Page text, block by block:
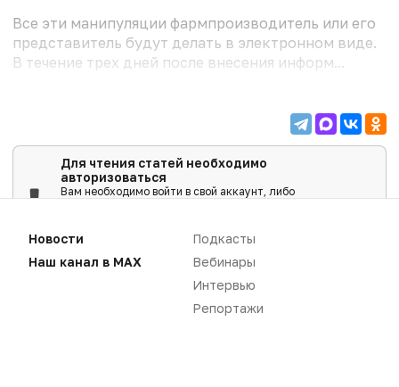
Все эти манипуляции фармпроизводитель или его
представитель будут делать в электронном виде.
В течение трех дней после внесения информ...
Для чтения статей необходимо
авторизоваться
Вам необходимо войти в свой аккаунт, либо
Новости
Наш канал в MAX
Подкасты
Вебинары
Интервью
Репортажи